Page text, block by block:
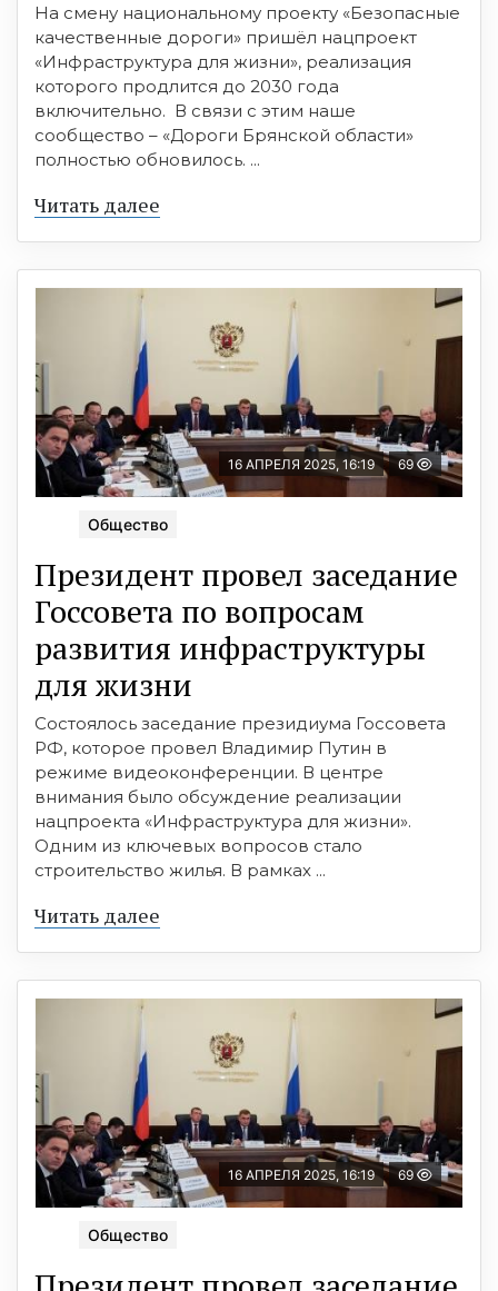
На смену национальному проекту «Безопасные
качественные дороги» пришёл нацпроект
«Инфраструктура для жизни», реализация
которого продлится до 2030 года
включительно. В связи с этим наше
сообщество – «Дороги Брянской области»
полностью обновилось. ...
Читать далее
16 АПРЕЛЯ 2025, 16:19 69
Общество
Президент провел заседание
Госсовета по вопросам
развития инфраструктуры
для жизни
Состоялось заседание президиума Госсовета
РФ, которое провел Владимир Путин в
режиме видеоконференции. В центре
внимания было обсуждение реализации
нацпроекта «Инфраструктура для жизни».
Одним из ключевых вопросов стало
строительство жилья. В рамках ...
Читать далее
16 АПРЕЛЯ 2025, 16:19 69
Общество